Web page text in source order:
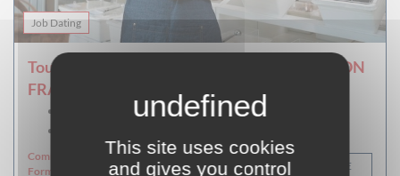
Job Dating
Tous les métiers de la vente avec GENERATION
FRANCE !
Soleil - 93 rue Jeanne d'Arc - 75013 Paris
Commerce, Vente et Grande
distribution
Formation courte Farouk HAMADOUCHE
This site uses cookies
and gives you control